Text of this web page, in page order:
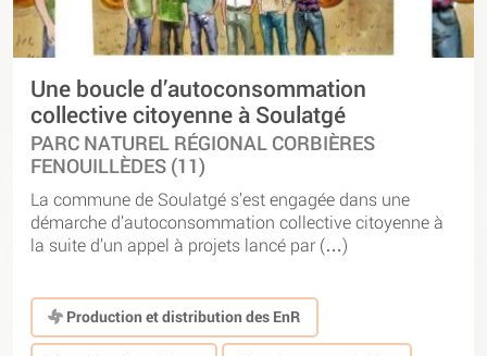
Une boucle d’autoconsommation
collective citoyenne à Soulatgé
PARC NATUREL RÉGIONAL CORBIÈRES
FENOUILLÈDES (11)
La commune de Soulatgé s’est engagée dans une
démarche d’autoconsommation collective citoyenne à
la suite d’un appel à projets lancé par (…)
Production et distribution des EnR